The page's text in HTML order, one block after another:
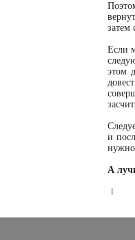
затем
Если
этом
и
нужно
А
|